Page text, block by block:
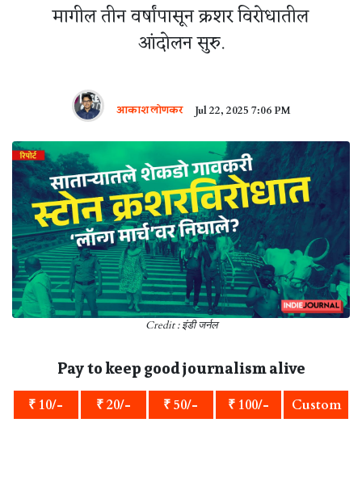
मागील तीन वर्षांपासून क्रशर विरोधातील
आंदोलन सुरु.
आकाश लोणकर Jul 22, 2025 7:06 PM
Credit : इंडी जर्नल
Pay to keep good journalism alive
₹ 10/- ₹ 20/- ₹ 50/- ₹ 100/- Custom